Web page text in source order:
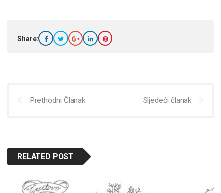
Share:
Prethodni Članak Sljedeći članak
RELATED POST